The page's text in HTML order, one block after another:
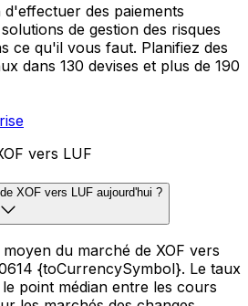
des paiements
de gestion des risques
ce qu'il vous faut. Planifiez des
dans 130 devises et plus de 190
vers LUF
XOF vers LUF aujourd'hui ?
du marché de XOF vers
{toCurrencySymbol}. Le taux
point médian entre les cours